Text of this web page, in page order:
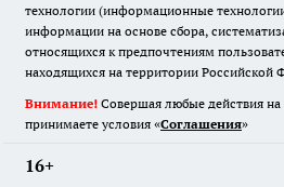
технологии (информационные
информации на основе сбора,
относящихся к предпочтениям
находящихся на территории Российской
Внимание! Совершая любые действия на
принимаете условия «Cоглашения»
16+